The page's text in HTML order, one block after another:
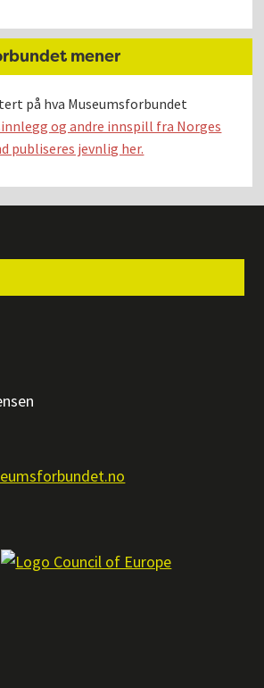
mener
på hva Museumsforbundet
og andre innspill fra Norges
publiseres jevnlig her.